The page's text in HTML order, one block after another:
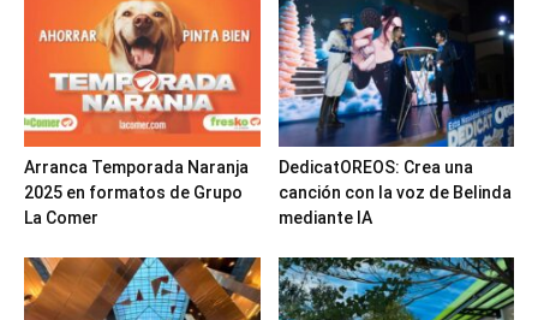
Arranca Temporada Naranja
2025 en formatos de Grupo
La Comer
DedicatOREOS: Crea una
canción con la voz de Belinda
mediante IA